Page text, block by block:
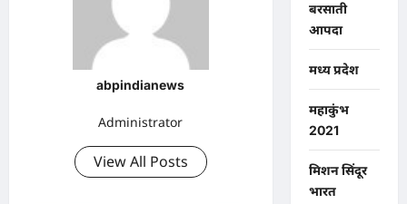
abpindianews
Administrator
View All Posts
बरसाती
आपदा
मध्य प्रदेश
महाकुंभ
2021
मिशन सिंदूर
भारत